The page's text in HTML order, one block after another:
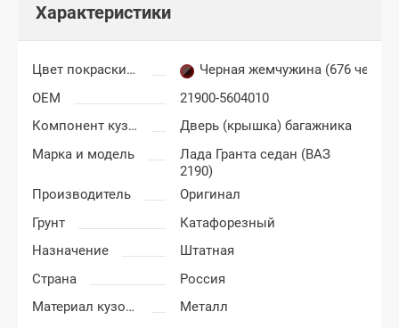
Характеристики
Цвет покраски Лада Гранта
Черная жемчужина (676
OEM
21900-5604010
Компонент кузова
Дверь (крышка) багажника
Марка и модель
Лада Гранта седан (ВАЗ
2190)
Производитель
Оригинал
Грунт
Катафорезный
Назначение
Штатная
Страна
Россия
Материал кузовных деталей
Металл